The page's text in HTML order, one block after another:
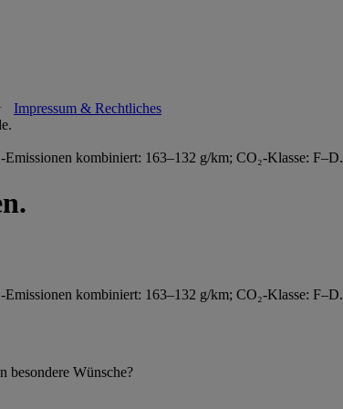
Impressum & Rechtliches
kombiniert: 163–132 g/km; CO₂-Klasse: F–D.
kombiniert: 163–132 g/km; CO₂-Klasse: F–D.
besondere Wünsche?